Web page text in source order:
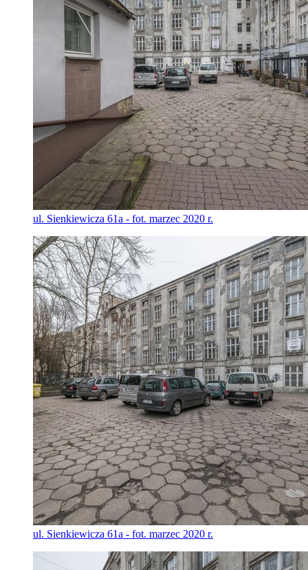
ul. Sienkiewicza 61a - fot. marzec 2020 r.
ul. Sienkiewicza 61a - fot. marzec 2020 r.